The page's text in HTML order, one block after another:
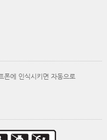
폰에 인식시키면 자동으로